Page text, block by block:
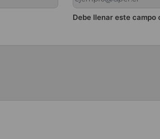
Debe llenar este campo